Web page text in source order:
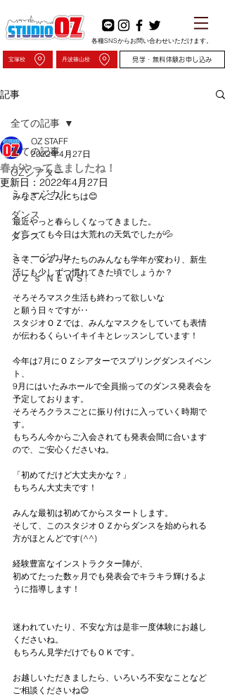
各種SNSからお問い合わせいただけます。
宝塚校 丹波篠山校 見学・無料体験お申し込み
記事
全ての記事
OZシアター
ミュージカル
ダンス
ダンス
ミュージカル
ＯＺ’ｓ ＮＥＷＳ!
全ての記事
春がやってきましたね！
OZ STAFF
2022年4月27日
更新日： 2022年4月27日
みなさんこんにちは😊
最近やっと春らしくなってきました。
と言っても今日は大荒れの天気でしたが💦
さて、ＯＺっ子たちのみんなも学年が変わり、新生
活にも少しずつ慣れてきた頃でしょうか？
そろそろマスク生活も終わって欲しいな
と願う日々ですが‥
スタジオＯＺでは、みんなマスクをしていても表情
が伝わるくらいイキイキとレッスンしています！
今年は7月にＯＺシアターでスプリングダンスイベン
ト、
9月にはいたみホールで全員揃ってのダンス発表会を
予定しております。
そろそろクラスごとに振り付けに入っていく時期で
す。
もちろん今からご入会されても発表会間に合います
ので、ご安心くださいね。
「初めてだけど大丈夫かな？」
もちろん大丈夫です！
みんな最初は初めてからスタートします。
そして、このスタジオＯＺからダンスを始められる
方がほとんどです(^^)
経験豊富なインストラクター陣が、
初めてたった数ヶ月でも発表会でキラキラ輝けるよ
うに指導します！
迷われていたり、不安な方は是非一度体験にお越し
くださいね。
もちろん見学だけでもＯＫです。
お越しいただきましたら、いろいろ不安なことなど
ご相談くださいね😊